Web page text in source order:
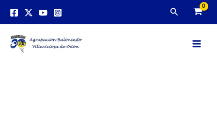
Buscar